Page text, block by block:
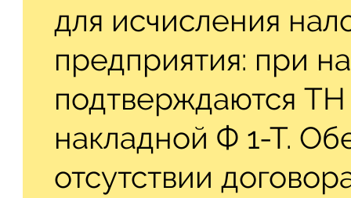
для исчисления
предприятия: при
подтверждаются
накладной Ф 1-Т.
отсутствии